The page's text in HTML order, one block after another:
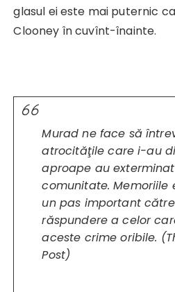
glasul ei este mai puternic
Clooney în cuvînt-înainte.
Murad ne face să
atrocităţile care i-au
aproape au
comunitate. Memoriile
un pas important
răspundere a celor
aceste crime oribile. (
Post)